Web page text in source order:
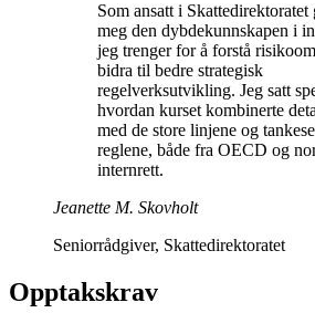
Som ansatt i Skattedirektoratet
meg den dybdekunnskapen i
jeg trenger for å forstå
bidra til bedre strategisk
regelverksutvikling. Jeg satt
hvordan kurset kombinerte
med de store linjene og
reglene, både fra OECD og
internrett.
Jeanette M. Skovholt
Seniorrådgiver, Skattedirektoratet
Opptakskrav